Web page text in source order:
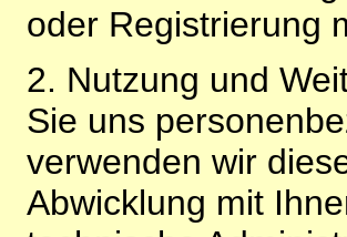
oder Registrierung
2. Nutzung und
Sie uns
verwenden wir
Abwicklung mit